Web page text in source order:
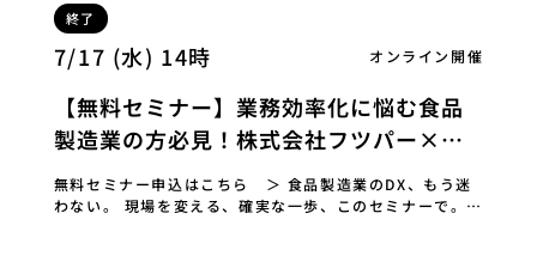
終了
7/17 (水) 14時 オンライン開催
【無料セミナー】業務効率化に悩む食品
製造業の方必見！株式会社フツパー×株
式会社カンブライト 2社共催セミナー
無料セミナー申込はこちら ＞ 食品製造業のDX、もう迷
わない。 現場を変える、確実な一歩、このセミナーで。